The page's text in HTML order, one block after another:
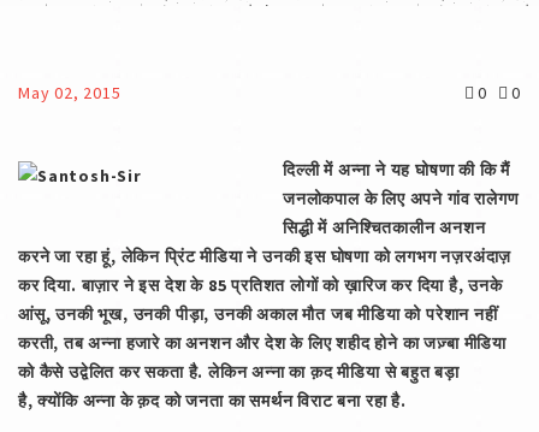
May 02, 2015 0 0
दिल्ली में अन्ना ने यह घोषणा की कि मैं
जनलोकपाल के लिए अपने गांव रालेगण
सिद्धी में अनिश्‍चितकालीन अनशन
करने जा रहा हूं,लेकिन प्रिंट मीडिया ने उनकी इस घोषणा को लगभग नज़रअंदाज़
कर दिया. बाज़ार ने इस देश के 85प्रतिशत लोगों को ख़ारिज कर दिया है,उनके
आंसू,उनकी भूख,उनकी पीड़ा,उनकी अकाल मौत जब मीडिया को परेशान नहीं
करती,तब अन्ना हजारे का अनशन और देश के लिए शहीद होने का जज़्बा मीडिया
को कैसे उद्वेलित कर सकता है. लेकिन अन्ना का क़द मीडिया से बहुत बड़ा
है,क्योंकि अन्ना के क़द को जनता का समर्थन विराट बना रहा है.